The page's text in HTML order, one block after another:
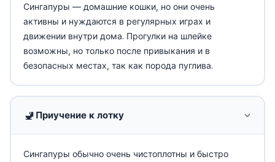
Сингапуры — домашние кошки, но они очень
активны и нуждаются в регулярных играх и
движении внутри дома. Прогулки на шлейке
возможны, но только после привыкания и в
безопасных местах, так как порода пуглива.
🚽 Приучение к лотку
Сингапуры обычно очень чистоплотны и быстро